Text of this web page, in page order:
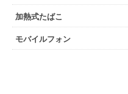
加熱式たばこ
モバイルフォン